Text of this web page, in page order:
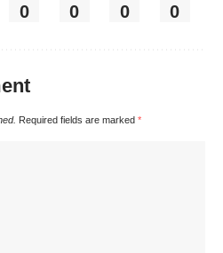
0 0 0 0
Required fields are marked *